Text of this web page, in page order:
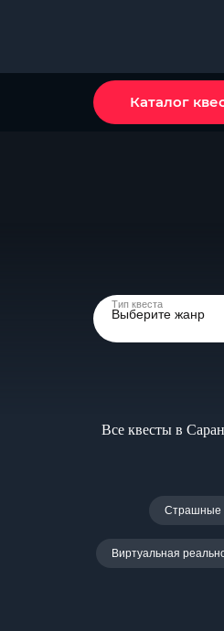
Каталог
Тип квеста
Выберите жанр
Все квесты в
Страшные
Виртуальная